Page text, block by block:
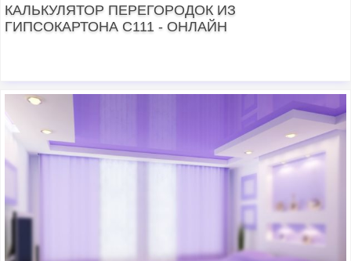
КАЛЬКУЛЯТОР ПЕРЕГОРОДОК ИЗ
ГИПСОКАРТОНА C111 - ОНЛАЙН